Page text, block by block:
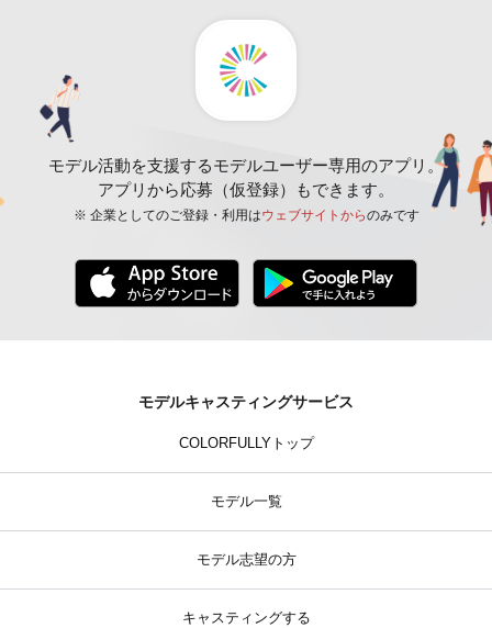
モデル活動を支援するモデルユーザー専用のアプリ。
アプリから応募（仮登録）もできます。
※ 企業としてのご登録・利用はウェブサイトからのみです
モデルキャスティングサービス
COLORFULLYトップ
モデル一覧
モデル志望の方
キャスティングする